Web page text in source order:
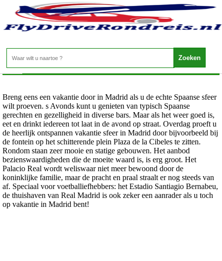
Spanje - MADRID
Home>
Breng eens een vakantie door in Madrid als u de echte Spaanse sfeer
wilt proeven. s Avonds kunt u genieten van typisch Spaanse
gerechten en gezelligheid in diverse bars. Maar als het weer goed is,
eet en drinkt iedereen tot laat in de avond op straat. Overdag proeft u
de heerlijk ontspannen vakantie sfeer in Madrid door bijvoorbeeld bij
de fontein op het schitterende plein Plaza de la Cibeles te zitten.
Rondom staan zeer mooie en statige gebouwen. Het aanbod
bezienswaardigheden die de moeite waard is, is erg groot. Het
Palacio Real wordt weliswaar niet meer bewoond door de
koninklijke familie, maar de pracht en praal straalt er nog steeds van
af. Speciaal voor voetballiefhebbers: het Estadio Santiagio Bernabeu,
de thuishaven van Real Madrid is ook zeker een aanrader als u toch
op vakantie in Madrid bent!